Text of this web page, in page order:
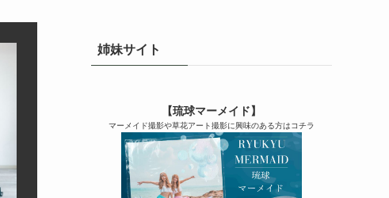
姉妹サイト
【琉球マーメイド】
マーメイド撮影や草花アート撮影に興味のある方はコチラ